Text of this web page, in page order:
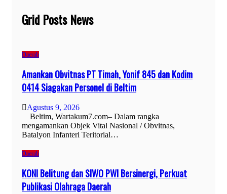
Grid Posts News
Daerah
Amankan Obvitnas PT Timah, Yonif 845 dan Kodim
0414 Siagakan Personel di Beltim
Agustus 9, 2026
Beltim, Wartakum7.com– Dalam rangka
mengamankan Objek Vital Nasional / Obvitnas,
Batalyon Infanteri Teritorial…
Daerah
KONI Belitung dan SIWO PWI Bersinergi, Perkuat
Publikasi Olahraga Daerah